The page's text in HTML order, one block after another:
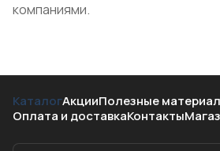
компаниями.
КаталогАкцииПолезные
Оплата и доставкаКонтакты